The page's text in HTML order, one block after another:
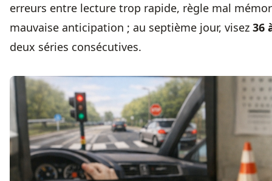
erreurs entre lecture trop rapide, règle mal
mauvaise anticipation ; au septième jour, visez 36
deux séries consécutives.